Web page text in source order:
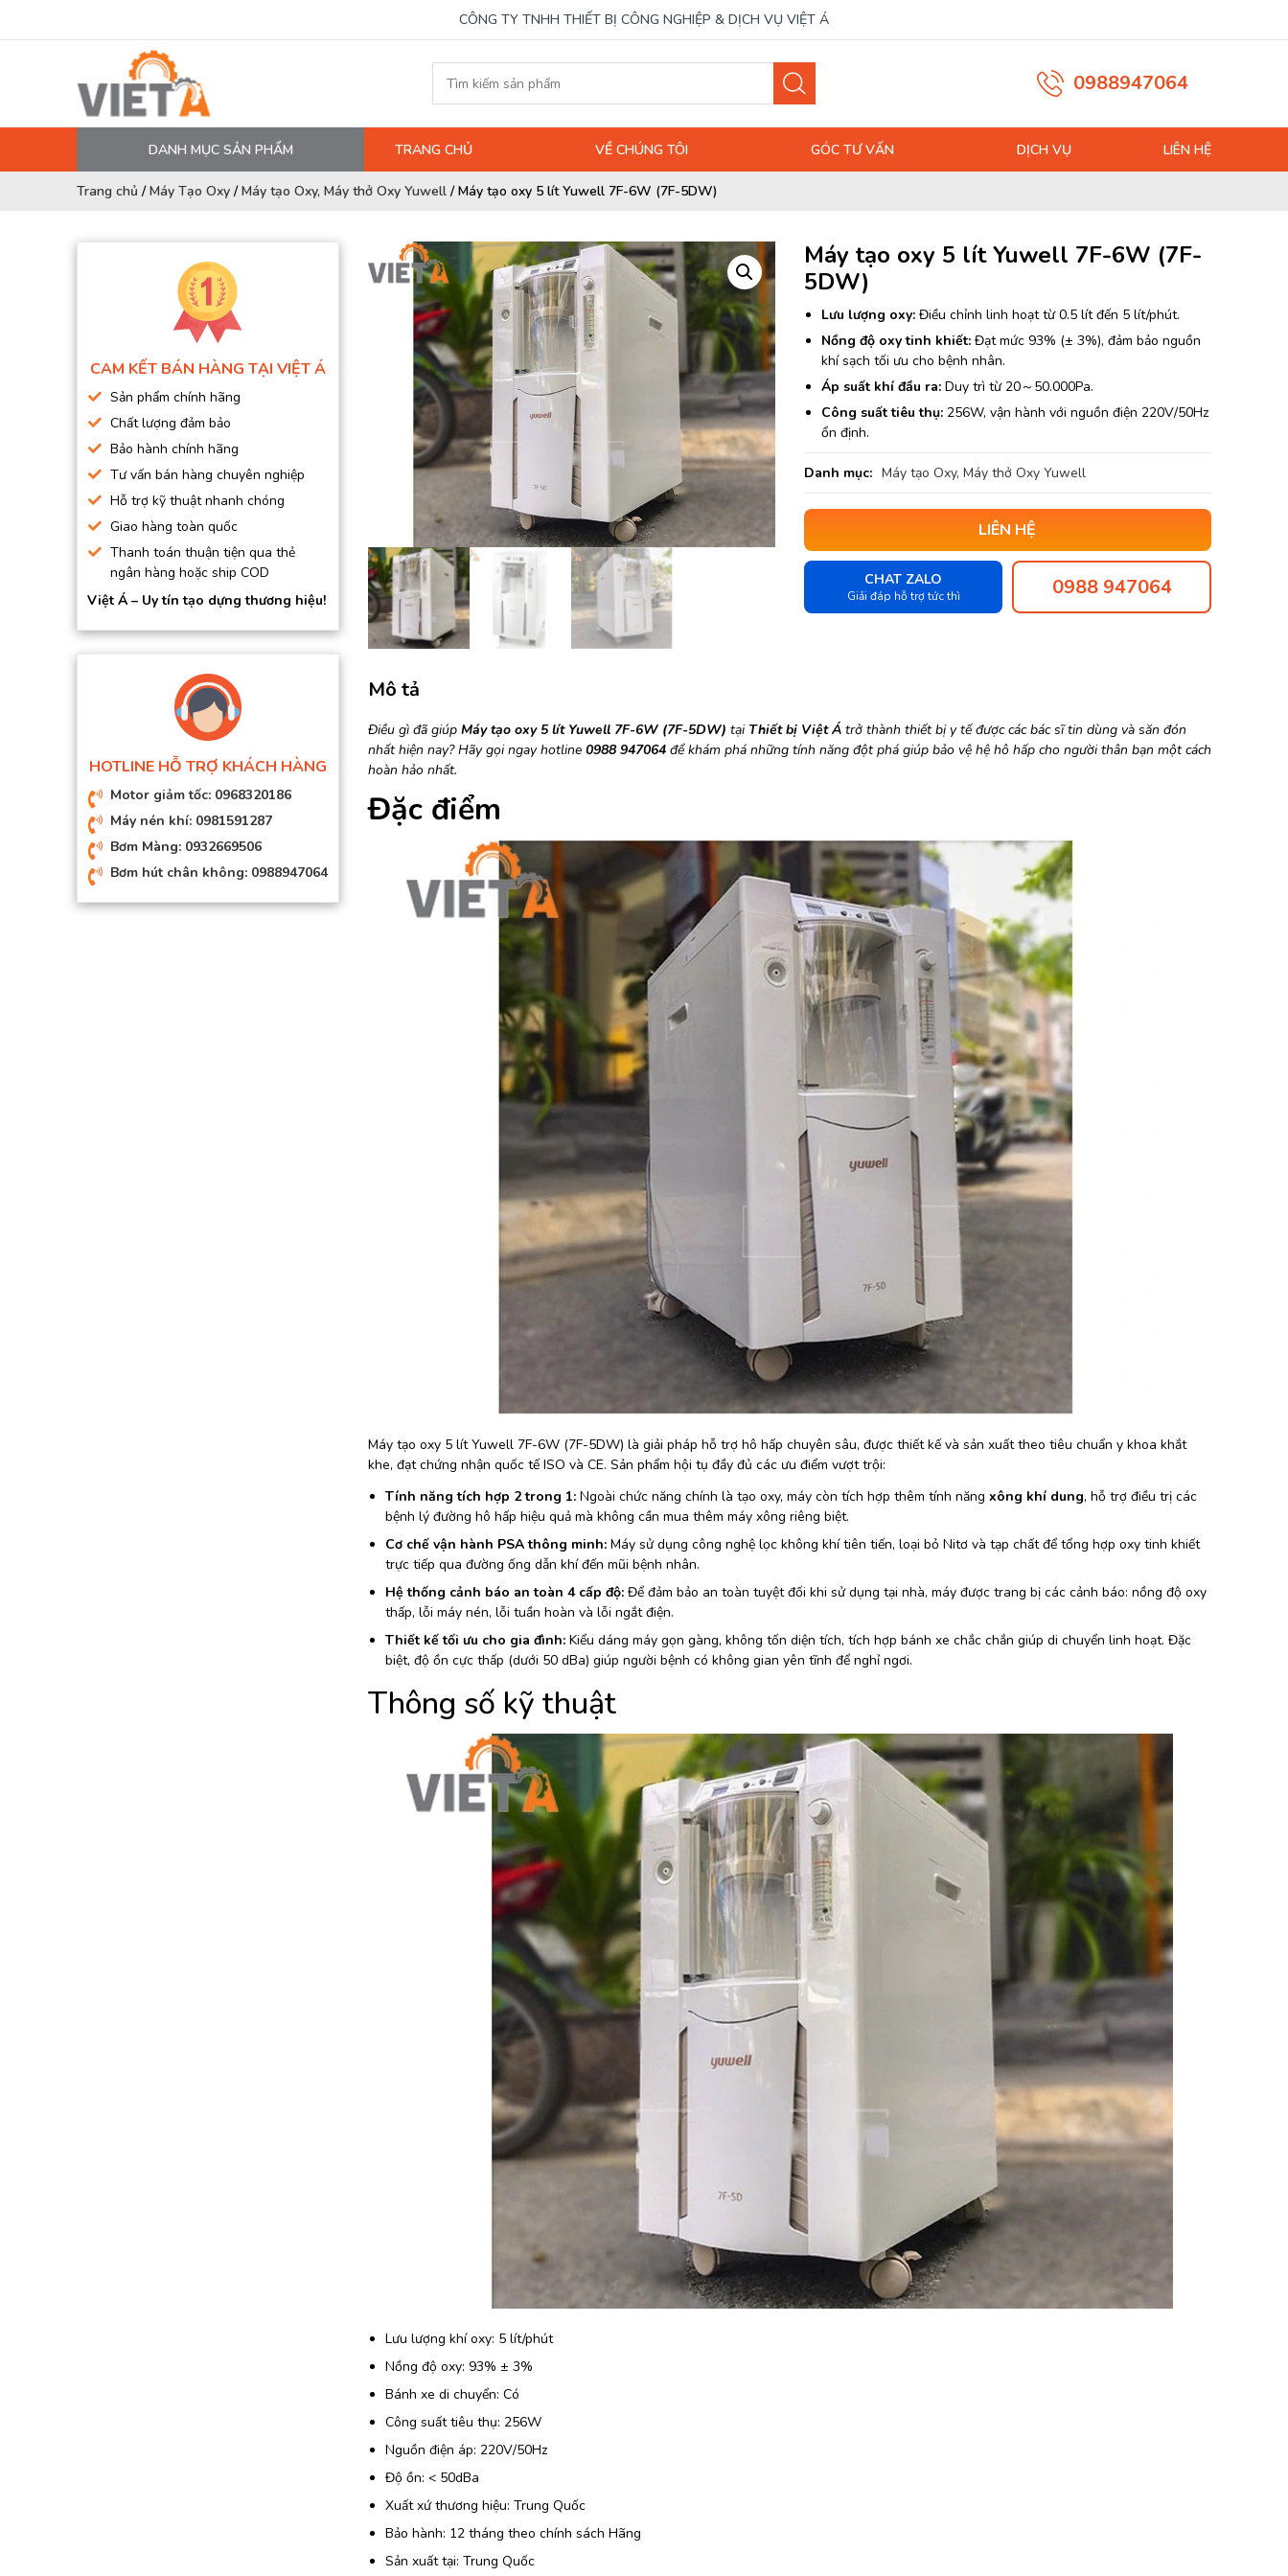
CÔNG TY TNHH THIẾT BỊ CÔNG NGHIỆP & DỊCH VỤ VIỆT Á
0988947064
DANH MỤC SẢN PHẨM
MÁY NÉN KHÍ
DẦU MÁY NÉN KHÍ
DÂY HƠI, ỐNG HƠI
BƠM MÀNG KHÍ NÉN
BƠM HÚT CHÂN KHÔNG
BƠM ĐỊNH LƯỢNG
MOTOR, HỘP GIẢM TỐC
MÁY TẠO KHÍ NITO
TRANG CHỦ VỀ CHÚNG TÔI GÓC TƯ VẤN DỊCH VỤ LIÊN HỆ
Trang chủ /Máy Tạo Oxy /Máy tạo Oxy, Máy thở Oxy Yuwell /Máy tạo oxy 5 lít Yuwell 7F-6W (7F-5DW)
CAM KẾT BÁN HÀNG TẠI VIỆT Á
Sản phẩm chính hãng
Chất lượng đảm bảo
Bảo hành chính hãng
Tư vấn bán hàng chuyên nghiệp
Hỗ trợ kỹ thuật nhanh chóng
Giao hàng toàn quốc
Thanh toán thuận tiện qua thẻ
ngân hàng hoặc ship COD
Việt Á – Uy tín tạo dựng thương hiệu!
HOTLINE HỖ TRỢ KHÁCH HÀNG
Motor giảm tốc: 0968320186
Máy nén khí: 0981591287
Bơm Màng: 0932669506
Bơm hút chân không: 0988947064
Máy tạo oxy 5 lít Yuwell 7F-6W (7F-
5DW)
Lưu lượng oxy:Điều chỉnh linh hoạt từ 0.5 lít đến 5 lít/phút.
Nồng độ oxy tinh khiết:Đạt mức 93% (± 3%), đảm bảo nguồn
khí sạch tối ưu cho bệnh nhân.
Áp suất khí đầu ra:Duy trì từ 20～50.000Pa.
Công suất tiêu thụ:256W, vận hành với nguồn điện 220V/50Hz
ổn định.
Danh mục: Máy tạo Oxy, Máy thở Oxy Yuwell
LIÊN HỆ
CHAT ZALO
Giải đáp hỗ trợ tức thì 0988 947064
Mô tả
Điều gì đã giúp Máy tạo oxy 5 lít Yuwell 7F-6W (7F-5DW) tại Thiết bị Việt Átrở thành thiết bị y tế được các bác sĩ tin dùng và săn đón
nhất hiện nay? Hãy gọi ngay hotline 0988 947064để khám phá những tính năng đột phá giúp bảo vệ hệ hô hấp cho người thân bạn một cách
hoàn hảo nhất.
Đặc điểm
Máy tạo oxy 5 lít Yuwell 7F-6W (7F-5DW) là giải pháp hỗ trợ hô hấp chuyên sâu, được thiết kế và sản xuất theo tiêu chuẩn y khoa khắt
khe, đạt chứng nhận quốc tế ISO và CE. Sản phẩm hội tụ đầy đủ các ưu điểm vượt trội:
Tính năng tích hợp 2 trong 1:Ngoài chức năng chính là tạo oxy, máy còn tích hợp thêm tính năng xông khí dung, hỗ trợ điều trị các
bệnh lý đường hô hấp hiệu quả mà không cần mua thêm máy xông riêng biệt.
Cơ chế vận hành PSA thông minh:Máy sử dụng công nghệ lọc không khí tiên tiến, loại bỏ Nitơ và tạp chất để tổng hợp oxy tinh khiết
trực tiếp qua đường ống dẫn khí đến mũi bệnh nhân.
Hệ thống cảnh báo an toàn 4 cấp độ:Để đảm bảo an toàn tuyệt đối khi sử dụng tại nhà, máy được trang bị các cảnh báo: nồng độ oxy
thấp, lỗi máy nén, lỗi tuần hoàn và lỗi ngắt điện.
Thiết kế tối ưu cho gia đình:Kiểu dáng máy gọn gàng, không tốn diện tích, tích hợp bánh xe chắc chắn giúp di chuyển linh hoạt. Đặc
biệt, độ ồn cực thấp (dưới 50 dBa) giúp người bệnh có không gian yên tĩnh để nghỉ ngơi.
Thông số kỹ thuật
Lưu lượng khí oxy: 5 lít/phút
Nồng độ oxy: 93% ± 3%
Bánh xe di chuyển: Có
Công suất tiêu thụ: 256W
Nguồn điện áp: 220V/50Hz
Độ ồn: < 50dBa
Xuất xứ thương hiệu: Trung Quốc
Bảo hành: 12 tháng theo chính sách Hãng
Sản xuất tại: Trung Quốc